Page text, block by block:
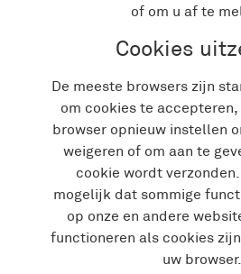
of om u af te
Cookies
De meeste browsers zijn
om cookies te
browser opnieuw instellen
weigeren of om aan te
cookie wordt
mogelijk dat sommige
op onze en andere
functioneren als cookies
uw browser.